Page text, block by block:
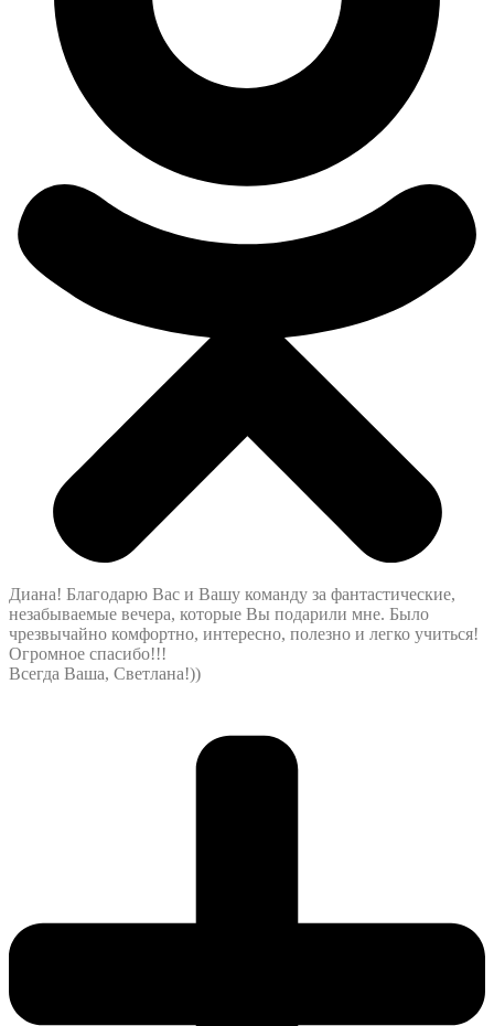
Диана! Благодарю Вас и Вашу команду за фантастические,
незабываемые вечера, которые Вы подарили мне. Было
чрезвычайно комфортно, интересно, полезно и легко учиться!
Огромное спасибо!!!
Всегда Ваша, Светлана!))